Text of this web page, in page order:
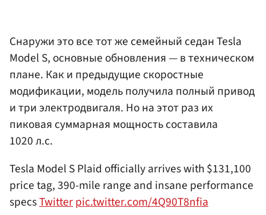
Снаружи это все тот же семейный седан Tesla
Model S, основные обновления — в техническом
плане. Как и предыдущие скоростные
модификации, модель получила полный привод
и три электродвигаля. Но на этот раз их
пиковая суммарная мощность составила
1020 л.c.
Tesla Model S Plaid officially arrives with $131,100
price tag, 390-mile range and insane performance
specsTwitterpic.twitter.com/4Q90T8nfia